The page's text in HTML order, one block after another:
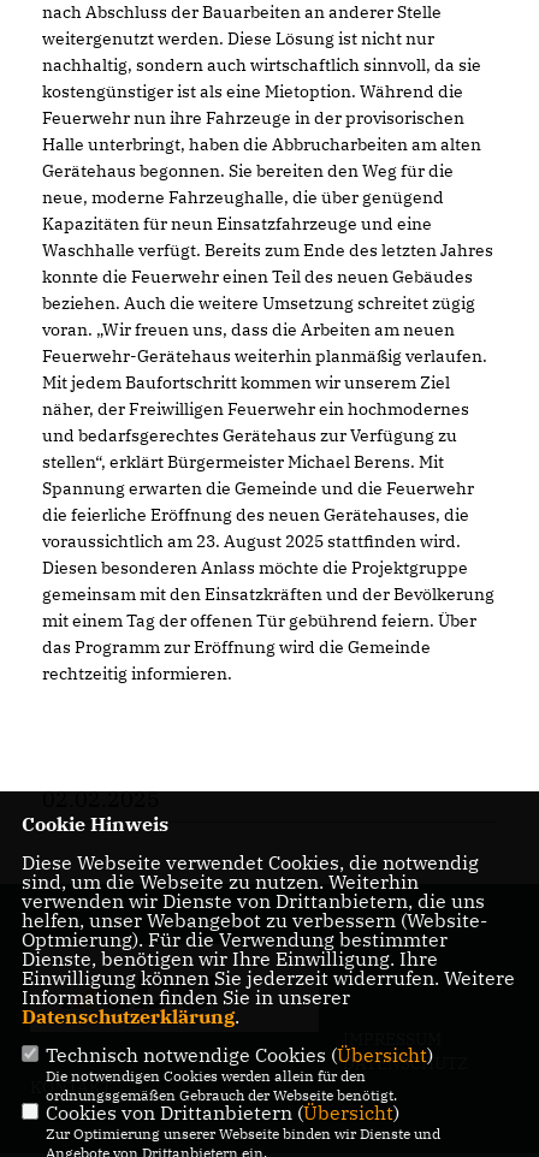
nach Abschluss der Bauarbeiten an anderer Stelle
weitergenutzt werden. Diese Lösung ist nicht nur
nachhaltig, sondern auch wirtschaftlich sinnvoll, da sie
kostengünstiger ist als eine Mietoption. Während die
Feuerwehr nun ihre Fahrzeuge in der provisorischen
Halle unterbringt, haben die Abbrucharbeiten am alten
Gerätehaus begonnen. Sie bereiten den Weg für die
neue, moderne Fahrzeughalle, die über genügend
Kapazitäten für neun Einsatzfahrzeuge und eine
Waschhalle verfügt. Bereits zum Ende des letzten Jahres
konnte die Feuerwehr einen Teil des neuen Gebäudes
beziehen. Auch die weitere Umsetzung schreitet zügig
voran. „Wir freuen uns, dass die Arbeiten am neuen
Feuerwehr-Gerätehaus weiterhin planmäßig verlaufen.
Mit jedem Baufortschritt kommen wir unserem Ziel
näher, der Freiwilligen Feuerwehr ein hochmodernes
und bedarfsgerechtes Gerätehaus zur Verfügung zu
stellen“, erklärt Bürgermeister Michael Berens. Mit
Spannung erwarten die Gemeinde und die Feuerwehr
die feierliche Eröffnung des neuen Gerätehauses, die
voraussichtlich am 23. August 2025 stattfinden wird.
Diesen besonderen Anlass möchte die Projektgruppe
gemeinsam mit den Einsatzkräften und der Bevölkerung
mit einem Tag der offenen Tür gebührend feiern. Über
das Programm zur Eröffnung wird die Gemeinde
rechtzeitig informieren.
02.02.2025
DATENSCHUTZ
KONTAKT
Cookie Hinweis
Diese Webseite verwendet Cookies, die notwendig
sind, um die Webseite zu nutzen. Weiterhin
verwenden wir Dienste von Drittanbietern, die uns
helfen, unser Webangebot zu verbessern (Website-
Optmierung). Für die Verwendung bestimmter
Dienste, benötigen wir Ihre Einwilligung. Ihre
Einwilligung können Sie jederzeit widerrufen. Weitere
Informationen finden Sie in unserer
Datenschutzerklärung.
Technisch notwendige Cookies (Übersicht)
Die notwendigen Cookies werden allein für den
ordnungsgemäßen Gebrauch der Webseite benötigt.
Cookies von Drittanbietern (Übersicht)
Zur Optimierung unserer Webseite binden wir Dienste und
Angebote von Drittanbietern ein.